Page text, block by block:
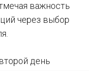
важность
через выбор
день